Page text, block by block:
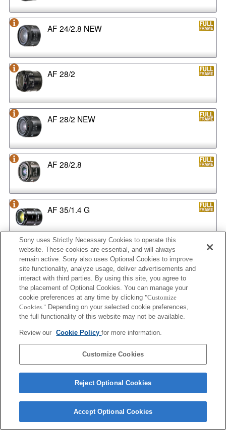
AF 24/2.8 NEW
AF 28/2
AF 28/2 NEW
AF 28/2.8
AF 35/1.4 G
AF 35/1.4 G NEW
AF 35/2
AF 35/2 NEW
AF 50/1.4
Sony uses Strictly Necessary Cookies to operate this
website. These cookies are essential, and will always
remain active. Sony also uses Optional Cookies to improve
site functionality, analyze usage, deliver advertisements and
interact with third parties. By using this site, you agree to
the placement of Optional Cookies. You can manage your
cookie preferences at any time by clicking "Customize
Cookies." Depending on your selected cookie preferences,
the full functionality of this website may not be available.
Review our Cookie Policyfor more information.
Customize Cookies
Reject Optional Cookies
Accept Optional Cookies